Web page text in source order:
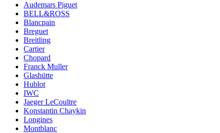
Audemars Piguet
BELL&ROSS
Blancpain
Breguet
Breitling
Cartier
Chopard
Franck Muller
Glashütte
Hublot
IWC
Jaeger LeCoultre
Konstantin Chaykin
Longines
Montblanc